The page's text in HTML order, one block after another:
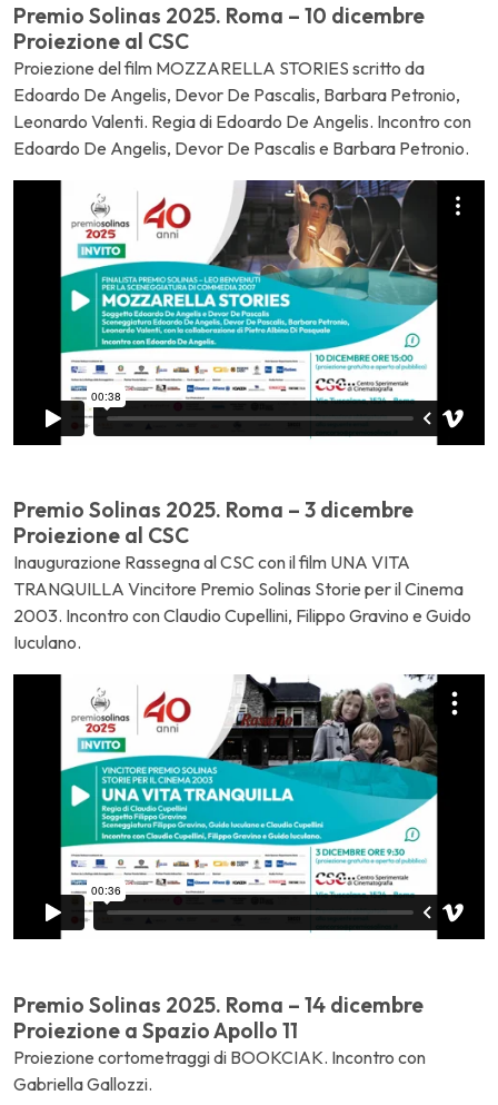
Premio Solinas 2025. Roma – 10 dicembre
Proiezione al CSC
Proiezione del film MOZZARELLA STORIES scritto da
Edoardo De Angelis, Devor De Pascalis, Barbara Petronio,
Leonardo Valenti. Regia di Edoardo De Angelis. Incontro con
Edoardo De Angelis, Devor De Pascalis e Barbara Petronio.
Premio Solinas 2025. Roma – 3 dicembre
Proiezione al CSC
Inaugurazione Rassegna al CSC con il film UNA VITA
TRANQUILLA Vincitore Premio Solinas Storie per il Cinema
2003. Incontro con Claudio Cupellini, Filippo Gravino e Guido
Iuculano.
Premio Solinas 2025. Roma – 14 dicembre
Proiezione a Spazio Apollo 11
Proiezione cortometraggi di BOOKCIAK. Incontro con
Gabriella Gallozzi.